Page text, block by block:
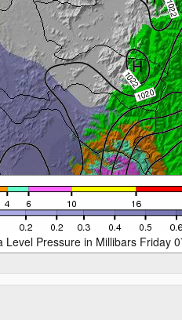
Level Pressure in Millibars Friday